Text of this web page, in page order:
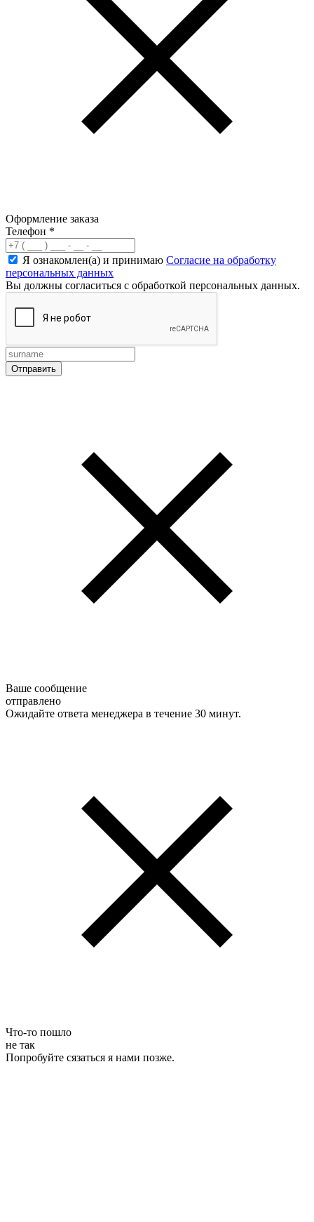
Оформление заказа
Телефон *
Я ознакомлен(а) и принимаю Согласие на обработку
персональных данных
Вы должны согласиться с обработкой персональных данных.
Ваше сообщение
отправлено
Ожидайте ответа менеджера в течение 30 минут.
Что-то пошло
не так
Попробуйте сязаться я нами позже.